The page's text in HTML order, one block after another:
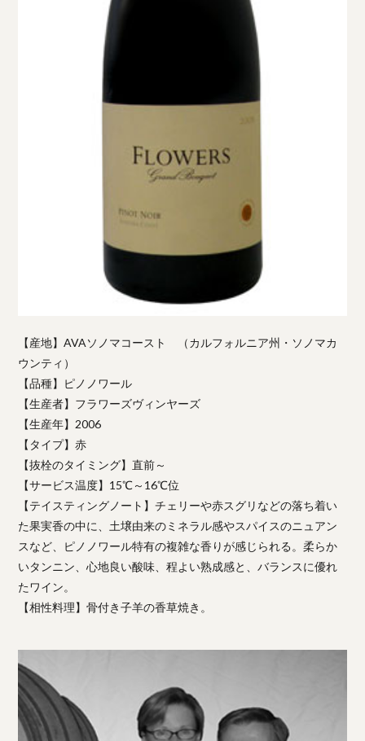
【産地】AVAソノマコースト （カルフォルニア州・ソノマカ
ウンティ）
【品種】ピノノワール
【生産者】フラワーズヴィンヤーズ
【生産年】2006
【タイプ】赤
【抜栓のタイミング】直前～
【サービス温度】15℃～16℃位
【テイスティングノート】チェリーや赤スグリなどの落ち着い
た果実香の中に、土壌由来のミネラル感やスパイスのニュアン
スなど、ピノノワール特有の複雑な香りが感じられる。柔らか
いタンニン、心地良い酸味、程よい熟成感と、バランスに優れ
たワイン。
【相性料理】骨付き子羊の香草焼き。